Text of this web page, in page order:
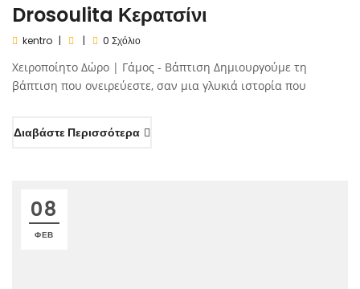
Drosoulita Κερατσίνι
kentro 0 Σχόλιο
Χειροποίητο Δώρο | Γάμος - Βάπτιση Δημιουργούμε τη
βάπτιση που ονειρεύεστε, σαν μια γλυκιά ιστορία που
Διαβάστε Περισσότερα
08
ΦΕΒ